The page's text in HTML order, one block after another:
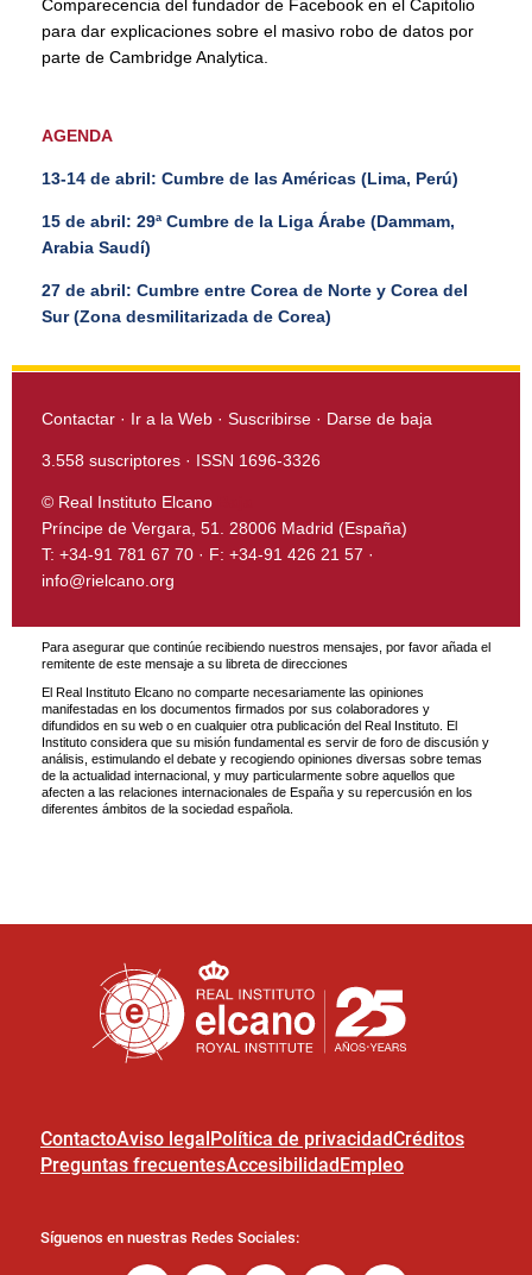
ContactoAviso legalPolítica de privacidadCréditos
Preguntas frecuentesAccesibilidadEmpleo
Síguenos en nuestras Redes Sociales: